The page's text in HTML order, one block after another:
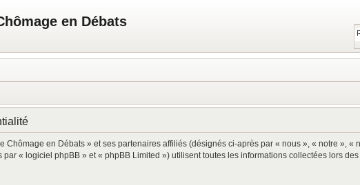
en Débats
en Débats » et ses partenaires affiliés (désignés ci-après par « nous », « notre », «
« logiciel phpBB » et « phpBB Limited ») utilisent toutes les informations collectées lors